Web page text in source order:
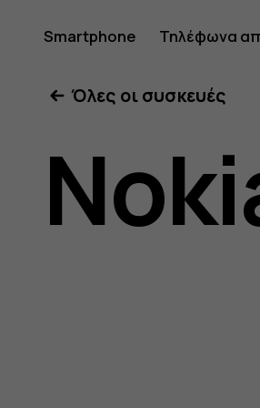
Nokia
Smartphone Τηλέφωνα
Όλες οι συσκευές